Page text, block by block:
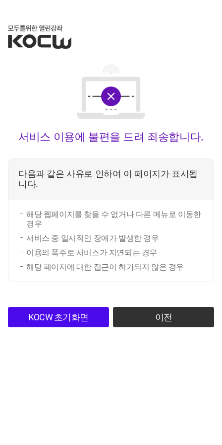
서비스 이용에 불편을 드려 죄송합니다.
다음과 같은 사유로 인하여 이 페이지가 표시됩
니다.
해당 웹페이지를 찾을 수 없거나 다른 메뉴로 이동한
경우
서비스 중 일시적인 장애가 발생한 경우
이용의 폭주로 서비스가 지연되는 경우
해당 페이지에 대한 접근이 허가되지 않은 경우
KOCW 초기화면 이전